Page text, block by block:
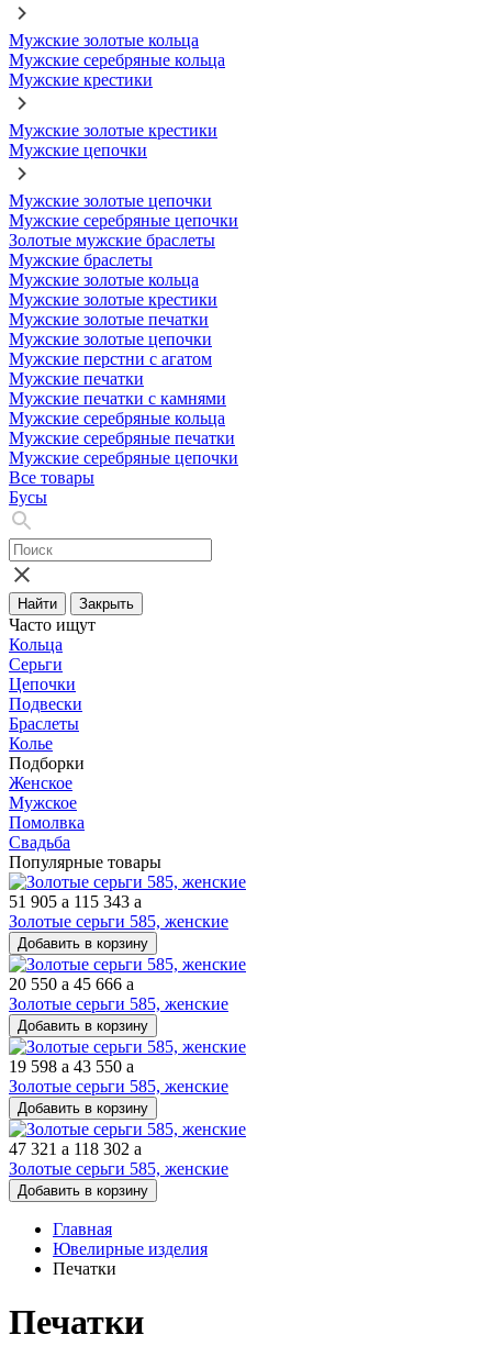
Мужские золотые кольца
Мужские серебряные кольца
Мужские крестики
Мужские золотые крестики
Мужские цепочки
Мужские золотые цепочки
Мужские серебряные цепочки
Золотые мужские браслеты
Мужские браслеты
Мужские золотые кольца
Мужские золотые крестики
Мужские золотые печатки
Мужские золотые цепочки
Мужские перстни с агатом
Мужские печатки
Мужские печатки с камнями
Мужские серебряные кольца
Мужские серебряные печатки
Мужские серебряные цепочки
Все товары
Бусы
Найти Закрыть
Часто ищут
Кольца
Серьги
Цепочки
Подвески
Браслеты
Колье
Подборки
Женское
Мужское
Помолвка
Свадьба
Популярные товары
51 905 a 115 343 a
Золотые серьги 585, женские
Добавить в корзину
20 550 a 45 666 a
Золотые серьги 585, женские
Добавить в корзину
19 598 a 43 550 a
Золотые серьги 585, женские
Добавить в корзину
47 321 a 118 302 a
Золотые серьги 585, женские
Добавить в корзину
Главная
Ювелирные изделия
Печатки
Печатки